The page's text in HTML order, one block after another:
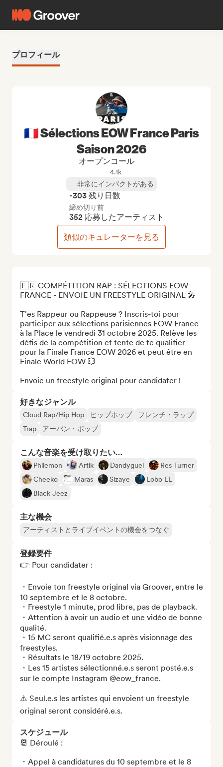
プロフィール
🇫🇷 COMPÉTITION RAP : SÉLECTIONS EOW
FRANCE - ENVOIE UN FREESTYLE ORIGINAL 🎤
T'es Rappeur ou Rappeuse ? Inscris-toi pour
participer aux sélections parisiennes EOW France
à la Place le vendredi 31 octobre 2025. Relève les
défis de la compétition et tente de te qualifier
pour la Finale France EOW 2026 et peut être en
Finale World EOW 💥
Envoie un freestyle original pour candidater !
好きなジャンル
Cloud Rap/Hip Hop ヒップホップ
フレンチ・ラップ
Trap
アーバン・ポップ
こんな音楽を受け取りたい…
Philemon Artik Dandyguel
Res Turner
Cheeko
Maras Sizaye
Lobo EL
Black Jeez
主な機会
アーティストとライブイベントの機会をつなぐ
登録要件
👉 Pour candidater :
・Envoie ton freestyle original via Groover, entre le
10 septembre et le 8 octobre.
・Freestyle 1 minute, prod libre, pas de playback.
・Attention à avoir un audio et une vidéo de bonne
qualité.
・15 MC seront qualifié.e.s après visionnage des
freestyles.
・Résultats le 18/19 octobre 2025.
・Les 15 artistes sélectionné.e.s seront posté.e.s
sur le compte Instagram @eow_france.
⚠️ Seul.e.s les artistes qui envoient un freestyle
original seront considéré.e.s.
スケジュール
📆 Déroulé :
・Appel à candidatures du 10 septembre et le 8
🇫🇷 Sélections EOW France Paris
Saison 2026
オープンコール
4.1k
非常にインパクトがある
-303 残り日数
締め切り前
352 応募したアーティスト
類似のキュレーターを見る